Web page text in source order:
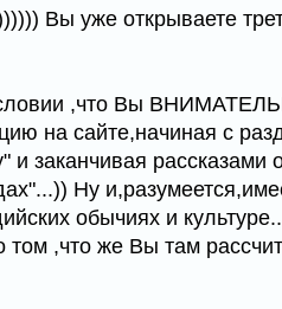
Вы уже открываете
,что Вы
на сайте,начиная с
и заканчивая рассказами
Ну
обычиях и
том ,что же Вы там